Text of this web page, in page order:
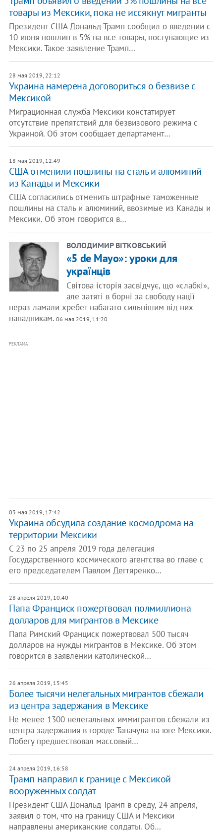
товары из Мексики, пока не иссякнут мигранты
Президент США Дональд Трамп сообщил о введении с
10 июня пошлин в 5% на все товары, поступающие из
Мексики. Такое заявление Трамп…
28 мая 2019, 22:12
Украина намерена договориться о безвизе с
Мексикой
Миграционная служба Мексики констатирует
отсутствие препятствий для безвизового режима с
Украиной. Об этом сообщает департамент…
18 мая 2019, 12:49
США отменили пошлины на сталь и алюминий
из Канады и Мексики
США согласились отменить штрафные таможенные
пошлины на сталь и алюминий, ввозимые из Канады и
Мексики. Об этом говорится в…
ВОЛОДИМИР ВІТКОВСЬКИЙ
«5 de Mayo»: уроки для
українців
Світова історія засвідчує, що «слабкі»,
але затяті в борні за свободу нації
нераз ламали хребет набагато сильнішим від них
нападникам. 06 мая 2019, 11:20
РЕКЛАМА
03 мая 2019, 17:42
Украина обсудила создание космодрома на
территории Мексики
С 23 по 25 апреля 2019 года делегация
Государственного космического агентства во главе с
его председателем Павлом Дегтяренко…
28 апреля 2019, 10:40
Папа Франциск пожертвовал полмиллиона
долларов для мигрантов в Мексике
Папа Римский Франциск пожертвовал 500 тысяч
долларов на нужды мигрантов в Мексике. Об этом
говорится в заявлении католической…
26 апреля 2019, 15:45
Более тысячи нелегальных мигрантов сбежали
из центра задержания в Мексике
Не менее 1300 нелегальных иммигрантов сбежали из
центра задержания в городе Тапачула на юге Мексики.
Побегу предшествовал массовый…
24 апреля 2019, 16:58
Трамп направил к границе с Мексикой
вооруженных солдат
Президент США Дональд Трамп в среду, 24 апреля,
заявил о том, что на границу США и Мексики
направлены американские солдаты. Об…